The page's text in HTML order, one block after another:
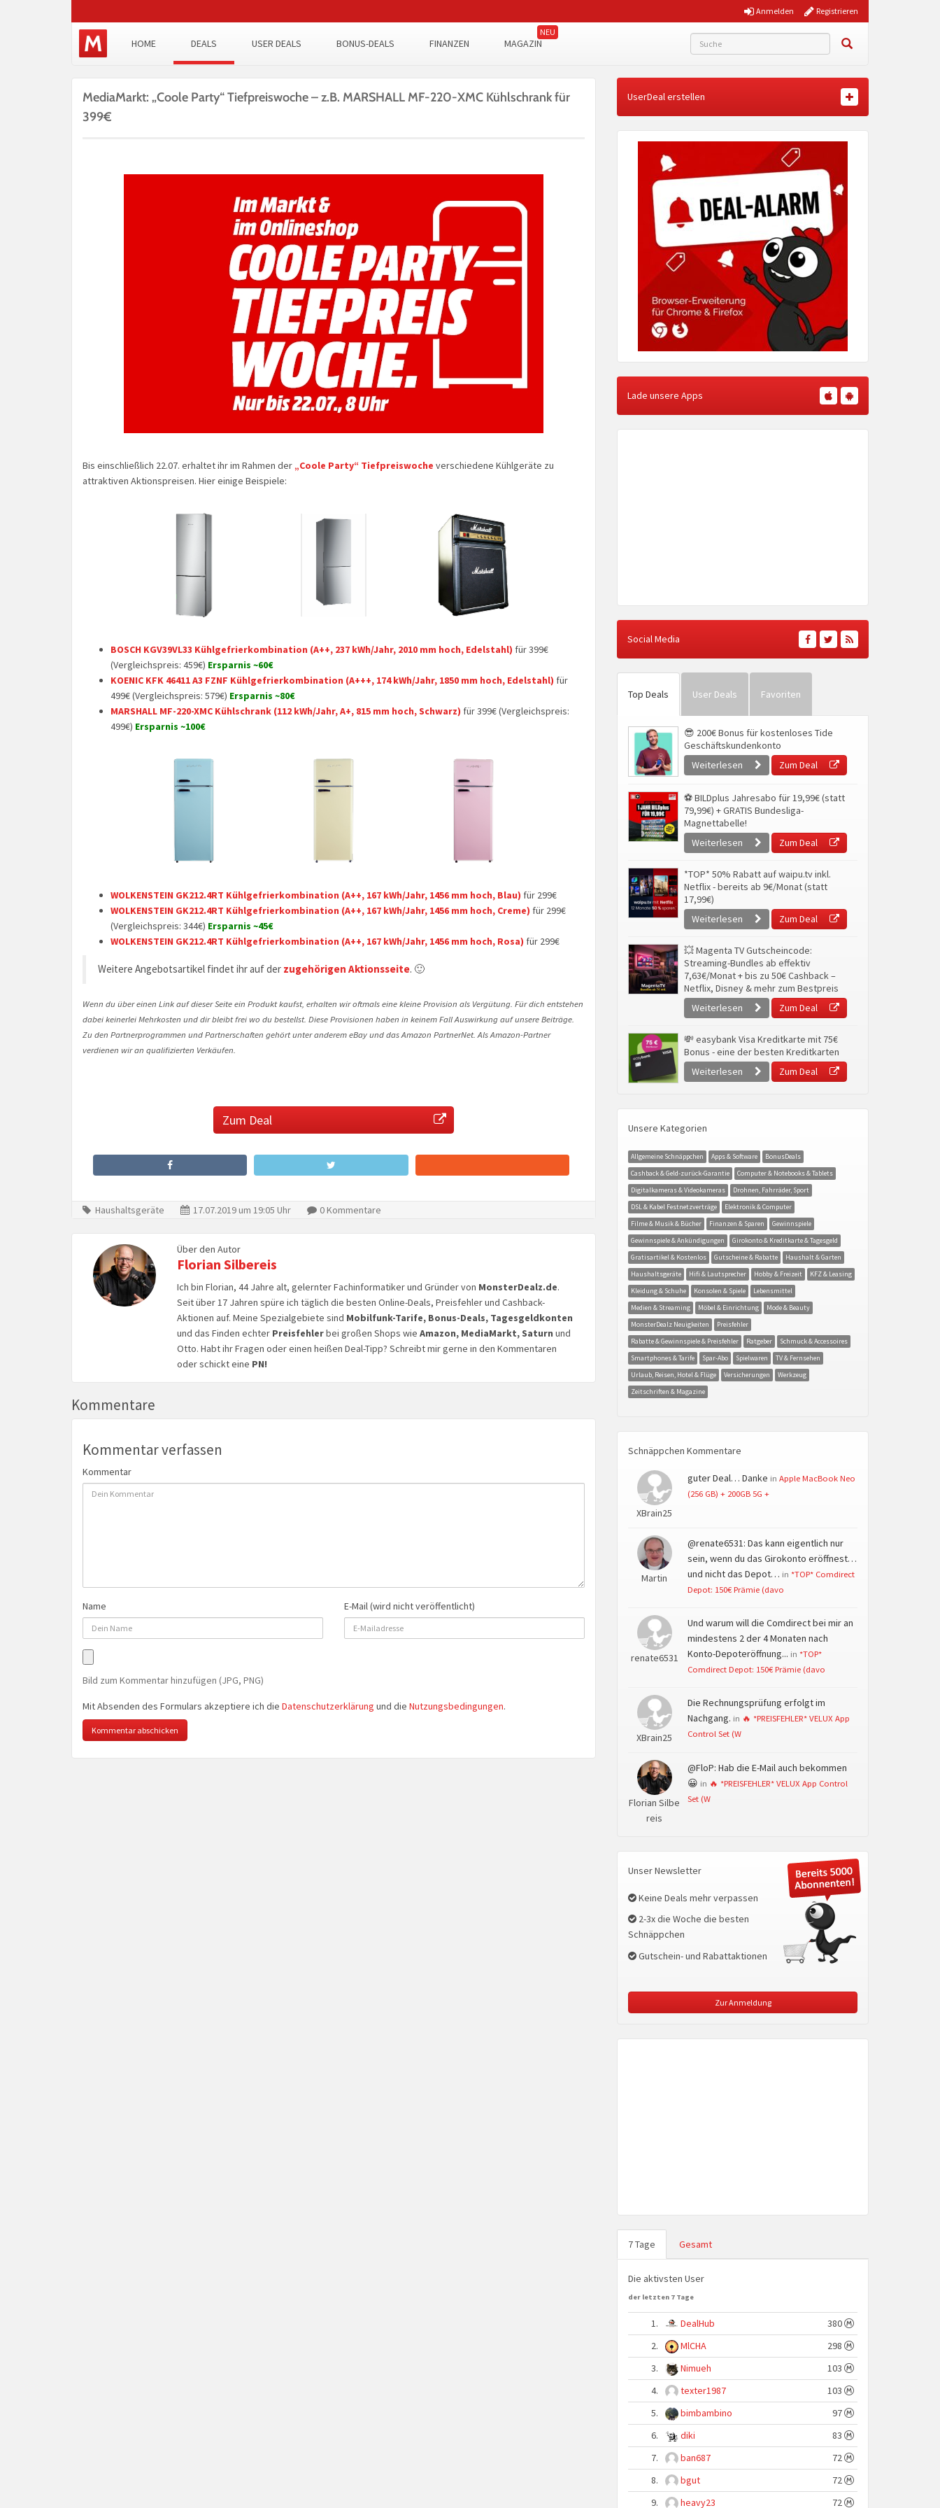
Registrieren
Anmelden
HOME DEALS USER DEALS BONUS-DEALS FINANZEN MAGAZIN
MediaMarkt: „Coole Party“ Tiefpreiswoche – z.B. MARSHALL MF-220-XMC Kühlschrank für
399€
Bis einschließlich 22.07. erhaltet ihr im Rahmen der „Coole Party“ Tiefpreiswoche verschiedene Kühlgeräte zu
attraktiven Aktionspreisen. Hier einige Beispiele:
BOSCH KGV39VL33 Kühlgefrierkombination (A++, 237 kWh/Jahr, 2010 mm hoch, Edelstahl) für 399€
(Vergleichspreis: 459€) Ersparnis ~60€
KOENIC KFK 46411 A3 FZNF Kühlgefrierkombination (A+++, 174 kWh/Jahr, 1850 mm hoch, Edelstahl) für
499€ (Vergleichspreis: 579€) Ersparnis ~80€
MARSHALL MF-220-XMC Kühlschrank (112 kWh/Jahr, A+, 815 mm hoch, Schwarz) für 399€ (Vergleichspreis:
499€) Ersparnis ~100€
WOLKENSTEIN GK212.4RT Kühlgefrierkombination (A++, 167 kWh/Jahr, 1456 mm hoch, Blau) für 299€
WOLKENSTEIN GK212.4RT Kühlgefrierkombination (A++, 167 kWh/Jahr, 1456 mm hoch, Creme) für 299€
(Vergleichspreis: 344€) Ersparnis ~45€
WOLKENSTEIN GK212.4RT Kühlgefrierkombination (A++, 167 kWh/Jahr, 1456 mm hoch, Rosa) für 299€
Weitere Angebotsartikel findet ihr auf der zugehörigen Aktionsseite. 🙂
Wenn du über einen Link auf dieser Seite ein Produkt kaufst, erhalten wir oftmals eine kleine Provision als Vergütung. Für dich entstehen
dabei keinerlei Mehrkosten und dir bleibt frei wo du bestellst. Diese Provisionen haben in keinem Fall Auswirkung auf unsere Beiträge.
Zu den Partnerprogrammen und Partnerschaften gehört unter anderem eBay und das Amazon PartnerNet. Als Amazon-Partner
verdienen wir an qualifizierten Verkäufen.
Zum Deal
Haushaltsgeräte 17.07.2019 um 19:05 Uhr 0 Kommentare
Über den Autor
Florian Silbereis
Ich bin Florian, 44 Jahre alt, gelernter Fachinformatiker und Gründer von MonsterDealz.de.
Seit über 17 Jahren spüre ich täglich die besten Online-Deals, Preisfehler und Cashback-
Aktionen auf. Meine Spezialgebiete sind Mobilfunk-Tarife, Bonus-Deals, Tagesgeldkonten
und das Finden echterPreisfehlerbei großen Shops wie Amazon, MediaMarkt, Saturn und
Otto. Habt ihr Fragen oder einen heißen Deal-Tipp? Schreibt mir gerne in den Kommentaren
oder schickt eine PN!
Kommentare
Kommentar verfassen
Kommentar
Name E-Mail (wird nicht veröffentlicht)
Bild zum Kommentar hinzufügen (JPG, PNG)
Mit Absenden des Formulars akzeptiere ich die Datenschutzerklärung und die Nutzungsbedingungen.
UserDeal erstellen
Lade unsere Apps
Social Media
Top Deals User Deals Favoriten
😎 200€ Bonus für kostenloses Tide
Geschäftskundenkonto
Weiterlesen
Zum Deal
⚽ BILDplus Jahresabo für 19,99€ (statt
79,99€) + GRATIS Bundesliga-
Magnettabelle!
Weiterlesen
Zum Deal
*TOP* 50% Rabatt auf waipu.tv inkl.
Netflix - bereits ab 9€/Monat (statt
17,99€)
Weiterlesen
Zum Deal
💥 Magenta TV Gutscheincode:
Streaming-Bundles ab effektiv
7,63€/Monat + bis zu 50€ Cashback –
Netflix, Disney & mehr zum Bestpreis
Weiterlesen
Zum Deal
💸 easybank Visa Kreditkarte mit 75€
Bonus - eine der besten Kreditkarten
Weiterlesen
Zum Deal
Unsere Kategorien
Allgemeine Schnäppchen Apps & Software
BonusDeals
Cashback & Geld-zurück-Garantie
Computer & Notebooks & Tablets
Digitalkameras & Videokameras
Drohnen, Fahrräder, Sport
DSL & Kabel Festnetzverträge
Elektronik & Computer
Filme & Musik & Bücher
Finanzen & Sparen
Gewinnspiele
Gewinnspiele & Ankündigungen
Girokonto & Kreditkarte & Tagesgeld
Gratisartikel & Kostenlos
Gutscheine & Rabatte
Haushalt & Garten
Haushaltsgeräte
Hifi & Lautsprecher Hobby & Freizeit
KFZ & Leasing
Kleidung & Schuhe
Konsolen & Spiele
Lebensmittel
Medien & Streaming
Möbel & Einrichtung
Mode & Beauty
MonsterDealz Neuigkeiten
Preisfehler
Rabatte & Gewinnspiele & Preisfehler
Ratgeber
Schmuck & Accessoires
Smartphones & Tarife
Spar-Abo Spielwaren
TV & Fernsehen
Urlaub, Reisen, Hotel & Flüge
Versicherungen
Werkzeug
Zeitschriften & Magazine
Schnäppchen Kommentare
XBrain25
guter Deal… Danke in Apple MacBook Neo
(256 GB) + 200GB 5G +
Martin
@renate6531: Das kann eigentlich nur
sein, wenn du das Girokonto eröffnest…
und nicht das Depot… in *TOP* Comdirect
Depot: 150€ Prämie (davo
renate6531
Und warum will die Comdirect bei mir an
mindestens 2 der 4 Monaten nach
Konto-Depoteröffnung... in *TOP*
Comdirect Depot: 150€ Prämie (davo
XBrain25
Die Rechnungsprüfung erfolgt im
Nachgang. in 🔥 *PREISFEHLER* VELUX App
Control Set (W
Florian Silbe
reis
@FloP: Hab die E-Mail auch bekommen
😀 in 🔥 *PREISFEHLER* VELUX App Control
Set (W
Unser Newsletter
Keine Deals mehr verpassen
2-3x die Woche die besten
Schnäppchen
Gutschein- und Rabattaktionen
Zur Anmeldung
7 Tage Gesamt
Die aktivsten User
der letzten 7 Tage
1. DealHub
380
2.
MlCHA
298
3.
Nimueh
103
4.
texter1987
103
5.
bimbambino
97
6.
diki
83
7.
ban687
72
8.
bgut
72
9.
heavy23 72